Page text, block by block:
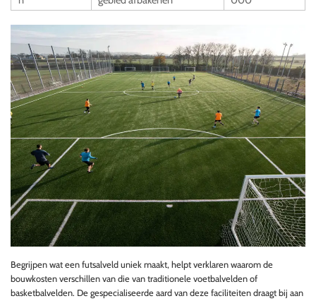
Begrijpen wat een futsalveld uniek maakt, helpt verklaren waarom de
bouwkosten verschillen van die van traditionele voetbalvelden of
basketbalvelden. De gespecialiseerde aard van deze faciliteiten draagt bij aan